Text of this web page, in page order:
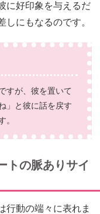
に好印象を与えるだ
にもなるのです。
すが、彼を置いて
」と彼に話を戻す
。
トの脈ありサイ
行動の端々に表れま